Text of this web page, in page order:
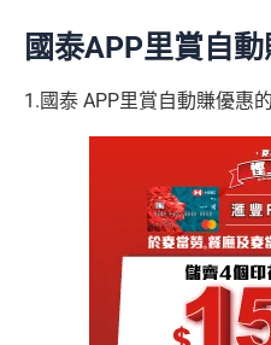
國泰APP里賞自動
1.國泰 APP里賞自動賺優惠